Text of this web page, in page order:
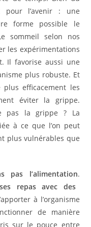
pour l’avenir : une
forme possible le
sommeil selon nos
les expérimentations
Il favorise aussi une
plus robuste. Et
efficacement les
éviter la grippe.
pas la grippe ? La
à ce que l’on peut
plus vulnérables que
pas l’alimentation.
repas avec des
à l’organisme
de manière
sur le pouce entre